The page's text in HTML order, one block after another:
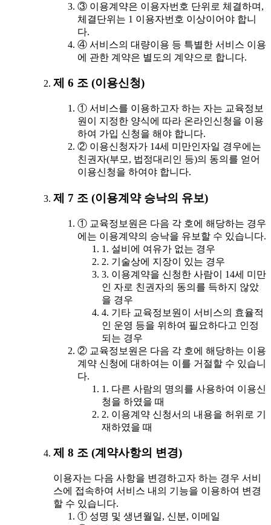
③ 이용계약은 이용자번호 단위로 체결하며,
체결단위는 1 이용자번호 이상이어야 합니
다.
④ 서비스의 대량이용 등 특별한 서비스 이용
에 관한 계약은 별도의 계약으로 합니다.
제 6 조 (이용신청)
① 서비스를 이용하고자 하는 자는 교육정보
원이 지정한 양식에 따라 온라인신청을 이용
하여 가입 신청을 해야 합니다.
② 이용신청자가 14세 미만인자일 경우에는
친권자(부모, 법정대리인 등)의 동의를 얻어
이용신청을 하여야 합니다.
제 7 조 (이용계약 승낙의 유보)
① 교육정보원은 다음 각 호에 해당하는 경우
에는 이용계약의 승낙을 유보할 수 있습니다.
1. 설비에 여유가 없는 경우
2. 기술상에 지장이 있는 경우
3. 이용계약을 신청한 사람이 14세 미만
인 자로 친권자의 동의를 득하지 않았
을 경우
4. 기타 교육정보원이 서비스의 효율적
인 운영 등을 위하여 필요하다고 인정
되는 경우
② 교육정보원은 다음 각 호에 해당하는 이용
계약 신청에 대하여는 이를 거절할 수 있습니
다.
1. 다른 사람의 명의를 사용하여 이용신
청을 하였을 때
2. 이용계약 신청서의 내용을 허위로 기
재하였을 때
제 8 조 (계약사항의 변경)
이용자는 다음 사항을 변경하고자 하는 경우 서비
스에 접속하여 서비스 내의 기능을 이용하여 변경
할 수 있습니다.
① 성명 및 생년월일, 신분, 이메일